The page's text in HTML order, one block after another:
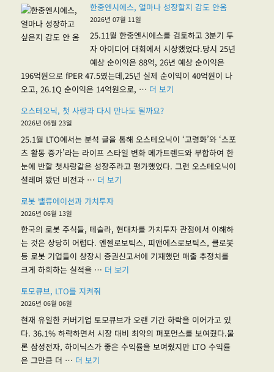
한중엔시에스, 얼마나 성장할지 감도 안옴
2026년 07월 11일
25.11월 한중엔시에스를 검토하고 3분기 투
자 아이디어 대회에서 시상했었다.당시 25년
예상 순이익은 88억, 26년 예상 순이익은
196억원으로 fPER 47.5였는데,25년 실제 순이익이 40억원이 나
오고, 26.1Q 순이익은 14억원으로, … 더 보기
오스테오닉, 첫 사랑과 다시 만나도 될까요?
2026년 06월 23일
25.1월 LTO에서는 분석 글을 통해 오스테오닉이 ‘고령화’와 ‘스포
츠 활동 증가’라는 라이프 스타일 변화 메가트렌드와 부합하여 한
눈에 반할 첫사랑같은 성장주라고 평가했었다. 그런 오스테오닉이
설레며 봤던 비전과 … 더 보기
로봇 밸류에이션과 가치투자
2026년 06월 13일
한국의 로봇 주식들, 테슬라, 현대차를 가치투자 관점에서 이해하
는 것은 상당히 어렵다. 엔젤로보틱스, 피앤에스로보틱스, 클로봇
등 로봇 기업들이 상장시 증권신고서에 기재했던 매출 추정치를
크게 하회하는 실적을 … 더 보기
토모큐브, LTO를 지켜줘
2026년 06월 06일
현재 유일한 커버기업 토모큐브가 오랜 기간 하락을 이어가고 있
다. 36.1% 하락하면서 시장 대비 최악의 퍼포먼스를 보여줬다.물
론 삼성전자, 하이닉스가 좋은 수익률을 보여줬지만 LTO 수익률
은 그만큼 더 … 더 보기